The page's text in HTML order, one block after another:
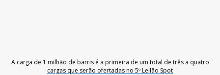
A carga de 1 milhão de barris é a primeira de um total de três a quatro
cargas que serão ofertadas no 5º Leilão Spot